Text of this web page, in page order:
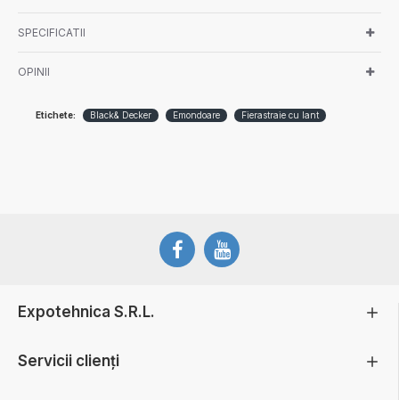
SPECIFICATII
OPINII
Etichete: Black& Decker Emondoare Fierastraie cu lant
Expotehnica S.R.L.
Servicii clienți